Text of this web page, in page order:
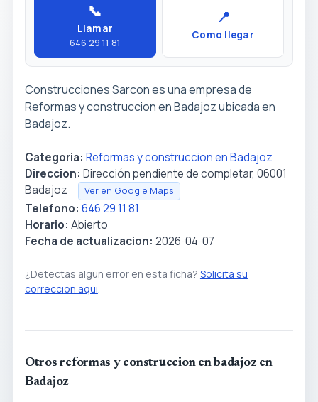
📞
Llamar
646 29 11 81
📍
Como llegar
Construcciones Sarcon es una empresa de
Reformas y construccion en Badajoz ubicada en
Badajoz.
Categoria: Reformas y construccion en Badajoz
Direccion: Dirección pendiente de completar, 06001
Badajoz
Ver en Google Maps
Telefono: 646 29 11 81
Horario: Abierto
Fecha de actualizacion: 2026-04-07
¿Detectas algun error en esta ficha? Solicita su
correccion aqui.
Otros reformas y construccion en badajoz en
Badajoz